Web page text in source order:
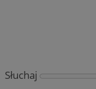
Słuchaj